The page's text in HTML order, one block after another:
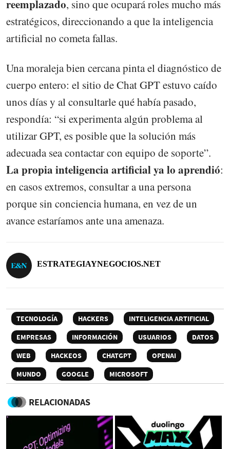
reemplazado, sino que ocupará roles mucho más
estratégicos, direccionando a que la inteligencia
artificial no cometa fallas.
Una moraleja bien cercana pinta el diagnóstico de
cuerpo entero: el sitio de Chat GPT estuvo caído
unos días y al consultarle qué había pasado,
respondía: “si experimenta algún problema al
utilizar GPT, es posible que la solución más
adecuada sea contactar con equipo de soporte”.
La propia inteligencia artificial ya lo aprendió:
en casos extremos, consultar a una persona
porque sin conciencia humana, en vez de un
avance estaríamos ante una amenaza.
ESTRATEGIAYNEGOCIOS.NET
TECNOLOGÍA HACKERS
INTELIGENCIA ARTIFICIAL
EMPRESAS
INFORMACIÓN USUARIOS
DATOS
WEB
HACKEOS CHATGPT
OPENAI
MUNDO
GOOGLE MICROSOFT
RELACIONADAS